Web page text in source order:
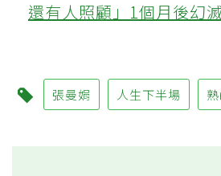
還有人照顧」1個月後幻
張曼娟 人生下半場